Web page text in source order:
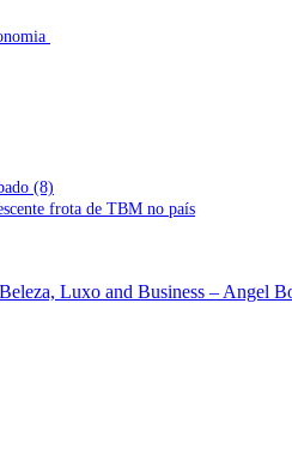
(8)
frota de TBM no país